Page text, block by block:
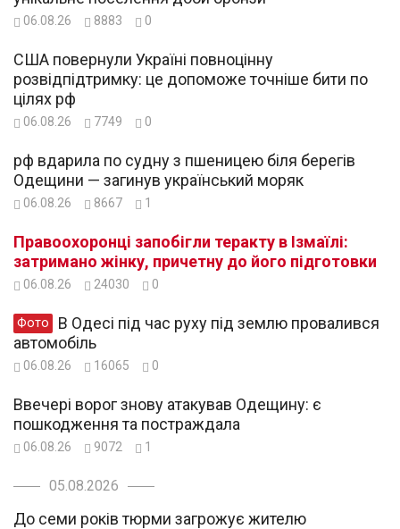
06.08.26 8883 0
США повернули Україні повноцінну
розвідпідтримку: це допоможе точніше бити по
цілях рф
06.08.26 7749 0
рф вдарила по судну з пшеницею біля берегів
Одещини — загинув український моряк
06.08.26 8667 1
Правоохоронці запобігли теракту в Ізмаїлі:
затримано жінку, причетну до його підготовки
06.08.26 24030 0
Фото
автомобіль
06.08.26 16065 0
Ввечері ворог знову атакував Одещину: є
пошкодження та постраждала
06.08.26 9072 1
05.08.2026
До семи років тюрми загрожує жителю